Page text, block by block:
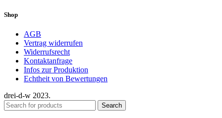
Shop
AGB
Vertrag widerrufen
Widerrufsrecht
Kontaktanfrage
Infos zur Produktion
Echtheit von Bewertungen
drei-d-w 2023.
Search